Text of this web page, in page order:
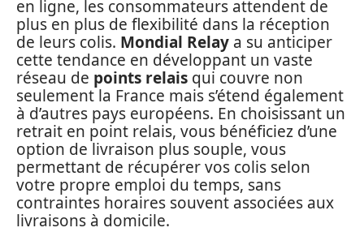
en ligne, les consommateurs attendent de
plus en plus de flexibilité dans la réception
de leurs colis. Mondial Relay a su anticiper
cette tendance en développant un vaste
réseau de points relais qui couvre non
seulement la France mais s’étend également
à d’autres pays européens. En choisissant un
retrait en point relais, vous bénéficiez d’une
option de livraison plus souple, vous
permettant de récupérer vos colis selon
votre propre emploi du temps, sans
contraintes horaires souvent associées aux
livraisons à domicile.